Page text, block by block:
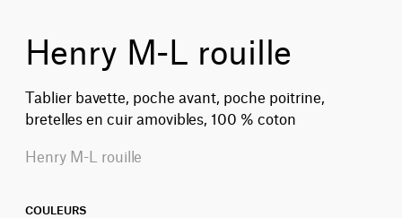
Henry M-L rouille
Tablier bavette, poche avant, poche poitrine,
bretelles en cuir amovibles, 100 % coton
Henry M-L rouille
COULEURS